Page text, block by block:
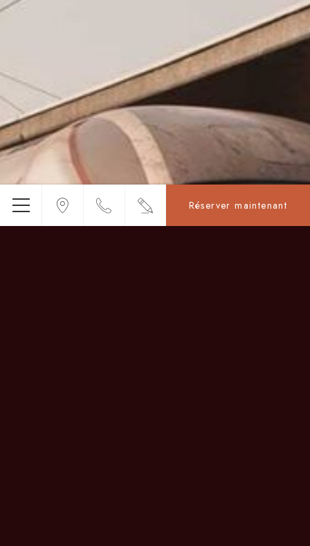
Menu
Réserver maintenant